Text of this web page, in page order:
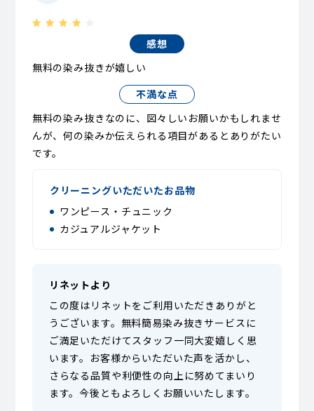
感想
無料の染み抜きが嬉しい
不満な点
無料の染み抜きなのに、図々しいお願いかもしれませ
んが、何の染みか伝えられる項目があるとありがたい
です。
クリーニングいただいたお品物
ワンピース・チュニック
カジュアルジャケット
リネットより
この度はリネットをご利用いただきありがと
うございます。無料簡易染み抜きサービスに
ご満足いただけてスタッフ一同大変嬉しく思
います。お客様からいただいた声を活かし、
さらなる品質や利便性の向上に努めてまいり
ます。今後ともよろしくお願いいたします。